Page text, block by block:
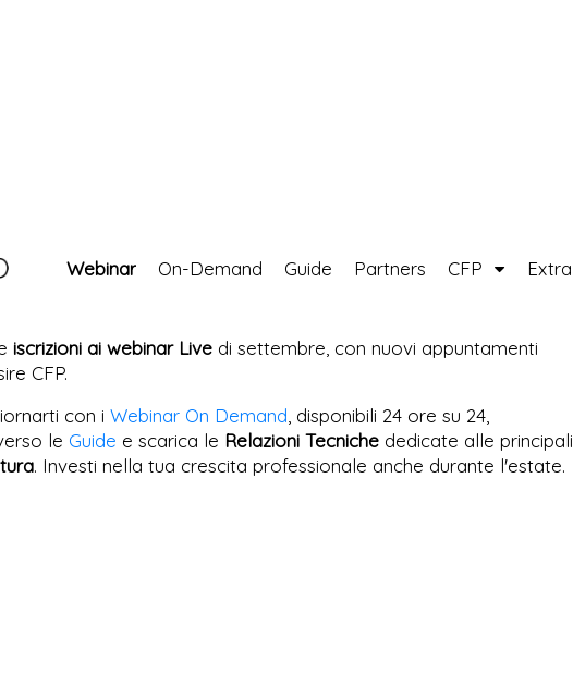
Webinar On-Demand Guide Partners CFP Extra
iscrizioni ai webinar Live di settembre, con nuovi appuntamenti
CFP.
con i Webinar On Demand , disponibili 24 ore su 24,
le Guide e scarica le Relazioni Tecniche dedicate alle principali
. Investi nella tua crescita professionale anche durante l'estate.